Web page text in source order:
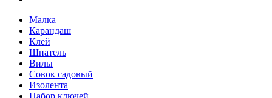
Малка
Карандаш
Клей
Шпатель
Вилы
Совок садовый
Изолента
Набор ключей